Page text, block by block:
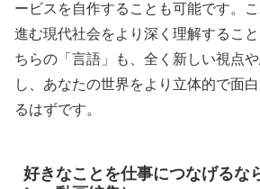
ービスを自作することも可能です。
進む現代社会をより深く理解するこ
ちらの「言語」も、全く新しい視点
し、あなたの世界をより立体的で面
るはずです。
好きなことを仕事につなげるな